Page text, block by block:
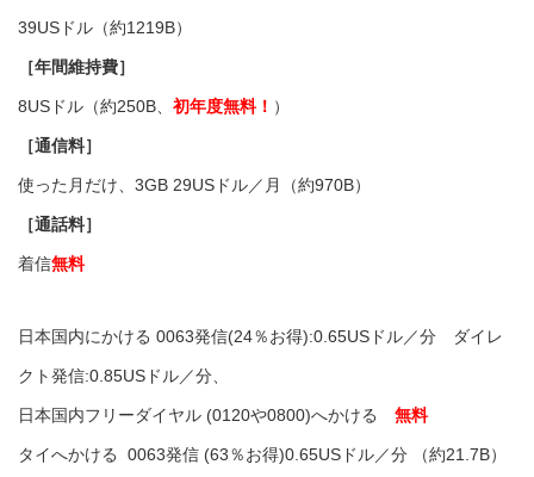
39USドル（約1219B）
［年間維持費］
8USドル（約250B、 初年度無料！ ）
［通信料］
使った月だけ、3GB 29USドル／月（約970B）
［通話料］
着信無料
日本国内にかける 0063発信(24％お得):0.65USドル／分 ダイレ
クト発信:0.85USドル／分、
日本国内フリーダイヤル (0120や0800)へかける 無料
タイへかける 0063発信 (63％お得)0.65US ドル／分 （約21.7B）